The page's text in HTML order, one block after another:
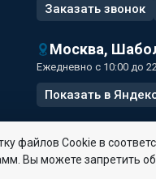
Заказать звонок
Москва,
Ежедневно с 10:00 до
Показать в
файлов Сookie в
Вы можете запретить